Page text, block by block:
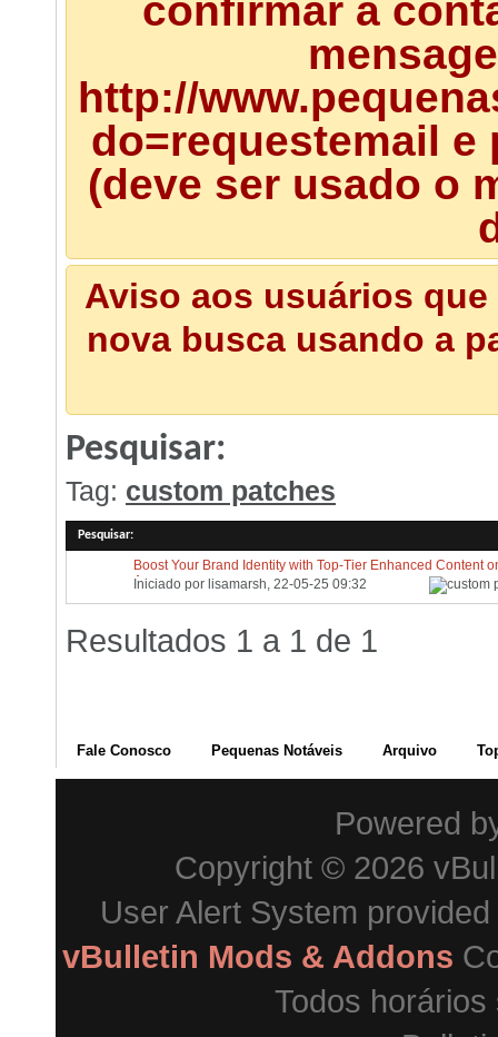
confirmar a
http://
do=requestemail
(deve ser usado o
Aviso aos usuários
nova busca usando a
Pesquisar:
Tag: custom patches
Pesquisar:
Boost Your Brand Identity with Top-Tier Enhanced Content
Amazon
Iniciado por lisamarsh , 22-05-25 09:32
Resultados 1 a 1 de 1
Fale Conosco Pequenas Notáveis Arquivo
Powered
Copyright © 2026
User Alert System
vBulletin Mods & Addons
Todos